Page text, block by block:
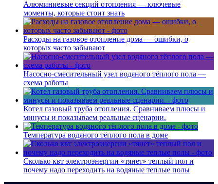
Алюминиевые секций отопления — ключевые
моменты, которые стоит знать
Расходы на газовое отопление дома — ошибки, о
которых часто забывают
Насосно-смесительный узел водяного тёплого пола —
схема работы
Котел газовый труба отопления. Сравниваем плюсы и
минусы и показываем реальные сценарии.
Температура водяного тёплого пола в доме
Сколько квт электроэнергии «тянет» теплый пол и
почему надо переходить на водяные теплые полы